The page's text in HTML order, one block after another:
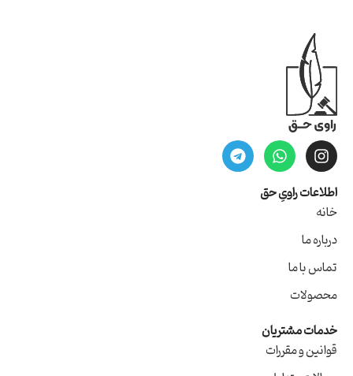
اطلاعات راویِ حق
خانه
درباره ما
تماس با ما
محصولات
خدمات مشتریان
قوانین و مقررات